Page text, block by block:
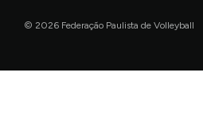
© 2026 Federação Paulista de Volleyball